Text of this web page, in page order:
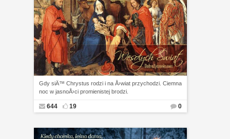
Gdy siÄ™ Chrystus rodzi i na Å›wiat przychodzi. Ciemna
noc w jasnoÅ›ci promienistej brodzi.
644 19 0